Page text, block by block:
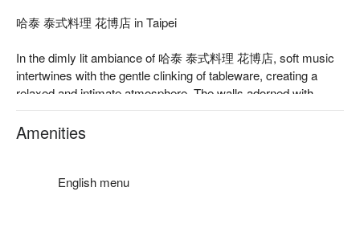
哈泰 泰式料理 花博店 in Taipei
In the dimly lit ambiance of 哈泰 泰式料理 花博店, soft music
intertwines with the gentle clinking of tableware, creating a
relaxed and intimate atmosphere. The walls adorned with
exquisite artwork exude a hint of romance, and the perfect play
of light and shadow highlights every detail, enhancing a
perfect catalysts to elevate your gathering or dining moment.
Amenities
English menu